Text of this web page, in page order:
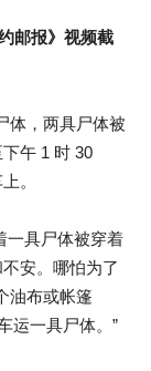
邮报》视频截
体，两具尸体被
午 1 时 30
。
一具尸体被穿着
安。哪怕为了
油布或帐篷
运一具尸体。”